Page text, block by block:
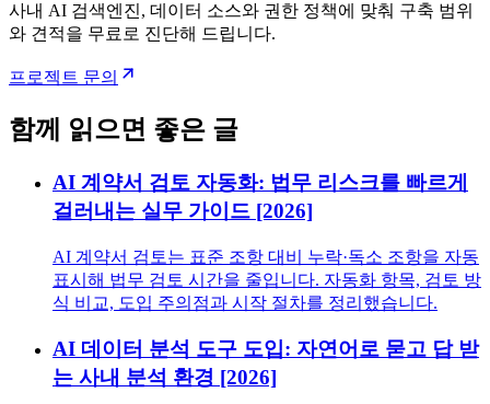
사내 AI 검색엔진, 데이터 소스와 권한 정책에 맞춰 구축 범위
와 견적을 무료로 진단해 드립니다.
프로젝트 문의
함께 읽으면 좋은 글
AI 계약서 검토 자동화: 법무 리스크를 빠르게
걸러내는 실무 가이드 [2026]
AI 계약서 검토는 표준 조항 대비 누락·독소 조항을 자동
표시해 법무 검토 시간을 줄입니다. 자동화 항목, 검토 방
식 비교, 도입 주의점과 시작 절차를 정리했습니다.
AI 데이터 분석 도구 도입: 자연어로 묻고 답 받
는 사내 분석 환경 [2026]